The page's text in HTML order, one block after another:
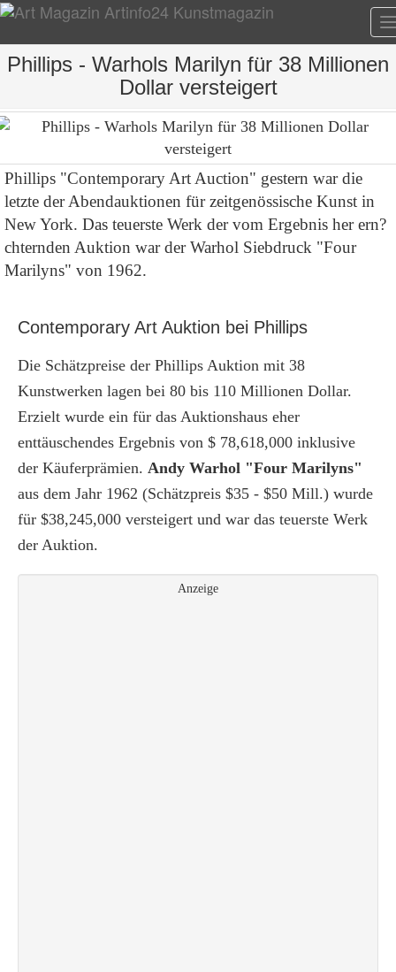
Phillips - Warhols Marilyn für 38 Millionen
Dollar versteigert
Phillips "Contemporary Art Auction" gestern war die
letzte der Abendauktionen für zeitgenössische Kunst in
New York. Das teuerste Werk der vom Ergebnis her ern?
chternden Auktion war der Warhol Siebdruck "Four
Marilyns" von 1962.
Contemporary Art Auktion bei Phillips
Die Schätzpreise der Phillips Auktion mit 38
Kunstwerken lagen bei 80 bis 110 Millionen Dollar.
Erzielt wurde ein für das Auktionshaus eher
enttäuschendes Ergebnis von $ 78,618,000 inklusive
der Käuferprämien. Andy Warhol "Four Marilyns"
aus dem Jahr 1962 (Schätzpreis $35 - $50 Mill.) wurde
für $38,245,000 versteigert und war das teuerste Werk
der Auktion.
Anzeige